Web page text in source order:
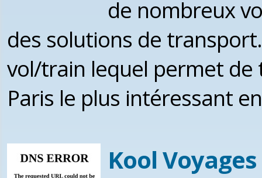
de nombreux
des solutions de
vol/train lequel permet
Paris le plus intéressant
Kool